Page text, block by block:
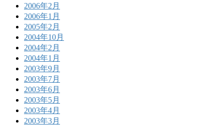
2006年2月
2006年1月
2005年2月
2004年10月
2004年2月
2004年1月
2003年9月
2003年7月
2003年6月
2003年5月
2003年4月
2003年3月